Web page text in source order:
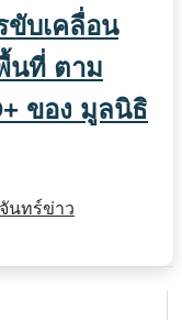
บเคลื่อน
นที่ ตาม
ของ มูลนิธิ
นทร์ข่าว